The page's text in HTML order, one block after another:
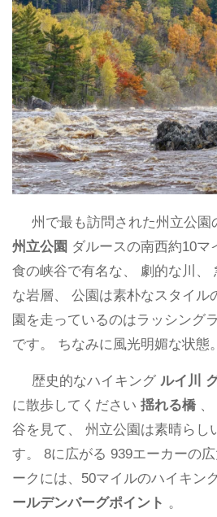
州で最も訪問された州立公園
州立公園 ダルースの南西約10マ
食の峡谷で有名な、 劇的な川、
な岩層、 公園は素朴なスタイル
園を走っているのはラッシング
です。 ちなみに風光明媚な状態。
歴史的なハイキング ルイ川
に散歩してください 揺れる橋
谷を見て、 州立公園は素晴らし
す。 8に広がる 939エーカーの
ークには、50マイルのハイキン
ールデンバーグポイント 。